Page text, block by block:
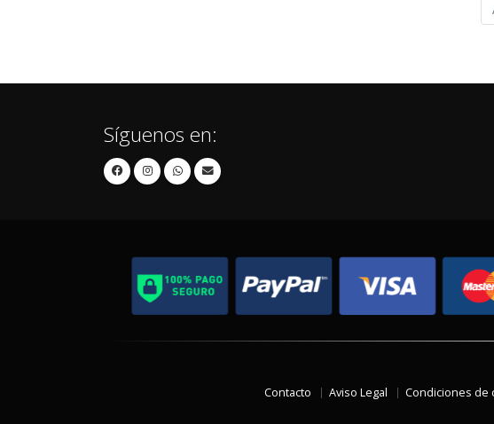
Síguenos en:
Contacto Aviso Legal Condiciones de